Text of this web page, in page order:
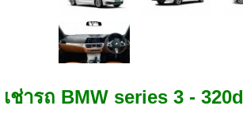
เช่ารถ BMW series 3 - 320d